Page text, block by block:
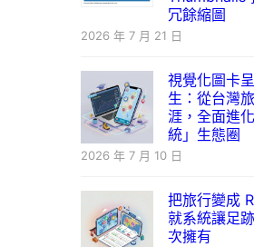
冗餘縮圖
2026 年 7 月 21 日
視覺化圖卡
生：從台灣
涯，全面進
統」生態圈
2026 年 7 月 10 日
把旅行變成
就系統讓足
次擁有